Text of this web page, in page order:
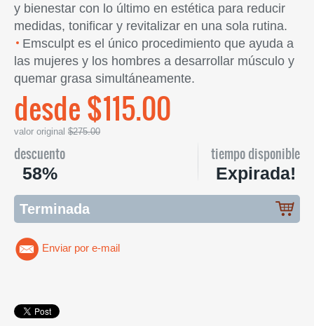
y bienestar con lo último en estética para reducir
medidas, tonificar y revitalizar en una sola rutina.
Emsculpt es el único procedimiento que ayuda a
las mujeres y los hombres a desarrollar músculo y
quemar grasa simultáneamente.
desde $115.00
valor original $275.00
descuento
58%
tiempo disponible
Expirada!
Terminada
Enviar por e-mail